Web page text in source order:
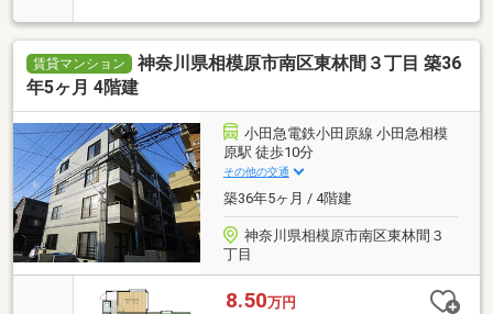
賃貸マンション
神奈川県相模原市南区東林間３丁目 築36
年5ヶ月 4階建
小田急電鉄小田原線 小田急相模
原駅 徒歩10分
その他の交通
築36年5ヶ月 / 4階建
神奈川県相模原市南区東林間３
丁目
8.50万円